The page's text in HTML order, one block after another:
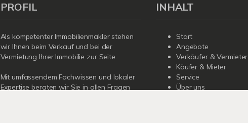
PROFIL
Als kompetenter Immobilienmakler stehen
wir Ihnen beim Verkauf und bei der
Vermietung Ihrer Immobilie zur Seite.
Mit umfassendem Fachwissen und lokaler
Expertise beraten wir Sie in allen Fragen
INHALT
Start
Angebote
Verkäufer & Vermieter
Käufer & Mieter
Service
Über uns